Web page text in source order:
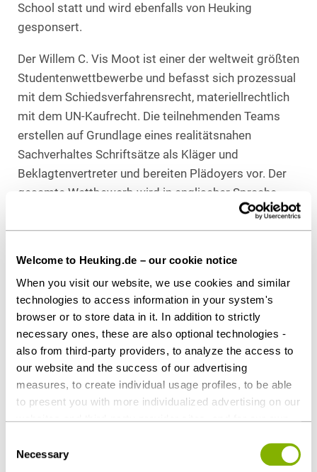
Welcome to Heuking.de – our cookie notice
When you visit our website, we use cookies and similar
technologies to access information in your system's
browser or to store data in it. In addition to strictly
necessary ones, these are also optional technologies -
also from third-party providers, to analyze the access to
our website and the success of our advertising
measures, to create individual usage profiles, to be able
to present you with more individualized advertising on our
websites and third-party provider sites, and for our own
countries outside the EU with a lower level of data
protection (e.g. USA). Despite far-reaching contractual
Selection
Necessary
School statt und wird ebenfalls von Heuking
gesponsert.
Der Willem C. Vis Moot ist einer der weltweit größten
Studentenwettbewerbe und befasst sich prozessual
mit dem Schiedsverfahrensrecht, materiellrechtlich
mit dem UN-Kaufrecht. Die teilnehmenden Teams
erstellen auf Grundlage eines realitätsnahen
Sachverhaltes Schriftsätze als Kläger und
Beklagtenvertreter und bereiten Plädoyers vor. Der
gesamte Wettbewerb wird in englischer Sprache
Download as PDF
Share this article
Contact persons